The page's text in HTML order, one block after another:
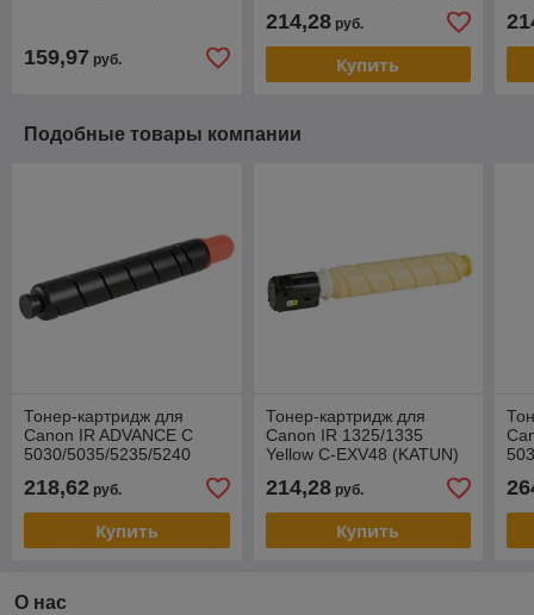
159,97 руб.
214,28руб.
Купить
Подобные товары компании
Тонер-картридж для
Canon IR ADVANCE C
5030/5035/5235/5240
43309
218,62 руб.
Купить
Тонер-картридж для
Canon IR 1325/1335
Yellow C-EXV48 (KATUN)
214,28руб.
Купить
О нас